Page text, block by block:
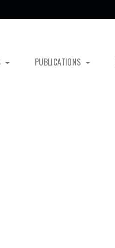
PUBLICATIONS